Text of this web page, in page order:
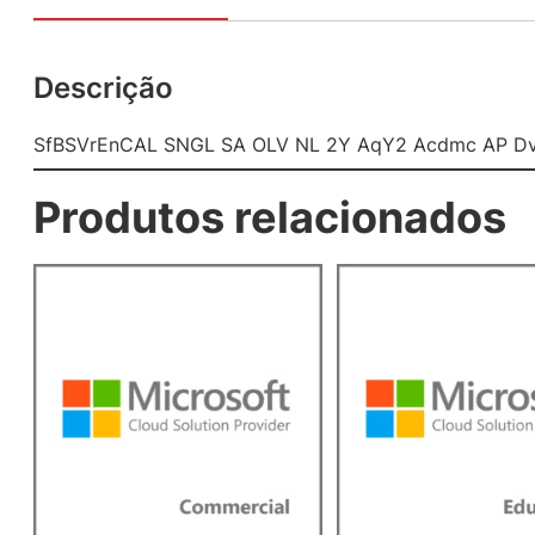
Descrição
SfBSVrEnCAL SNGL SA OLV NL 2Y AqY2 Acdmc AP
Produtos relacionados